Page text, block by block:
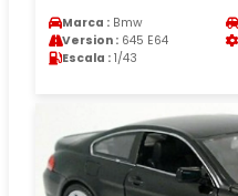
Marca : Bmw
Version : 645 E64
Escala : 1/43